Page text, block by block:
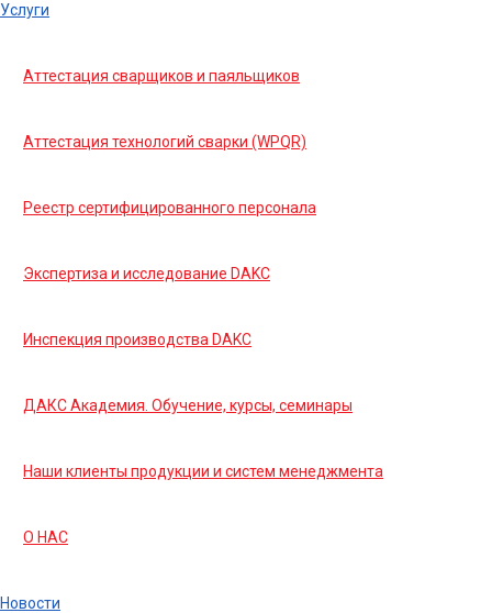
Услуги
Аттестация сварщиков и паяльщиков
Аттестация технологий сварки (WPQR)
Реестр сертифицированного персонала
Экспертиза и исследование DAKC
Инспекция производства DAKC
ДАКС Академия. Обучение, курсы, семинары
Наши клиенты продукции и систем менеджмента
О НАС
Новости